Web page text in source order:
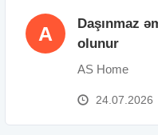
A
Daşınmaz
olunur
AS Home
24.07.2026